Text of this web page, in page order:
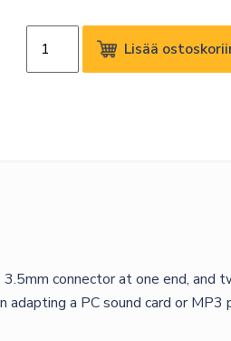
(MALE
-
Lisää
connector at one end,
a PC sound card or